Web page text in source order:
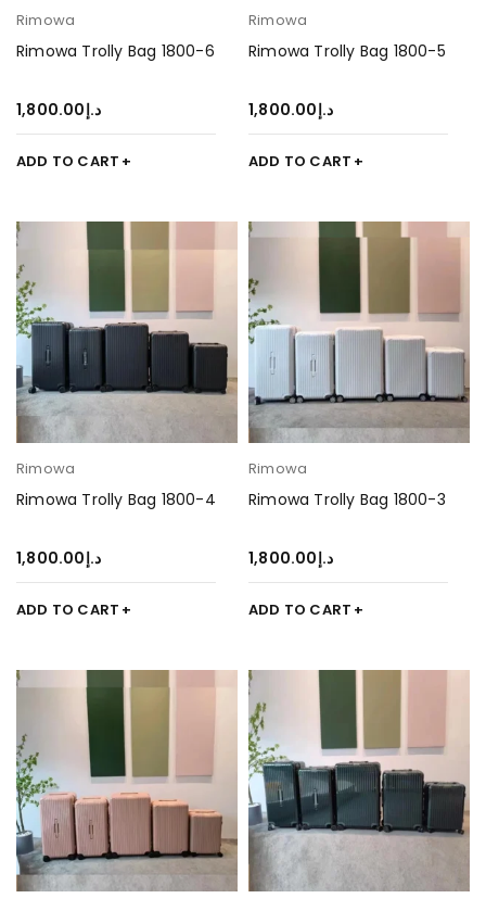
Rimowa
Rimowa Trolly Bag 1800-6
د.إ1,800.00
ADD TO CART
Rimowa
Rimowa Trolly Bag 1800-5
د.إ1,800.00
ADD TO CART
Rimowa
Rimowa Trolly Bag 1800-4
د.إ1,800.00
ADD TO CART
Rimowa
Rimowa Trolly Bag 1800-3
د.إ1,800.00
ADD TO CART